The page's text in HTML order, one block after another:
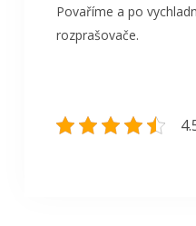
Povaříme a po
rozprašovače.